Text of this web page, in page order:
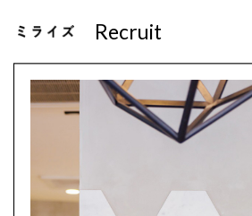
Recruit
Recruit
TOP
ミライズについて